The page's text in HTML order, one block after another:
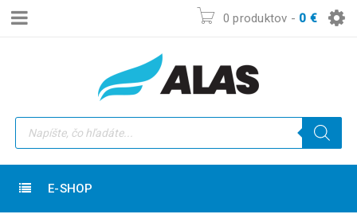
0 produktov - 0 €
E-SHOP